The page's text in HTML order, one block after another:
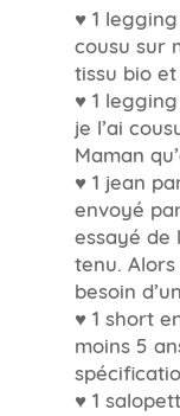
♥ 1
cousu sur
tissu bio
♥ 1
je l’ai
Maman
♥ 1 jean
envoyé
essayé de
tenu. Alors
besoin
♥ 1 short
moins 5
♥ 1